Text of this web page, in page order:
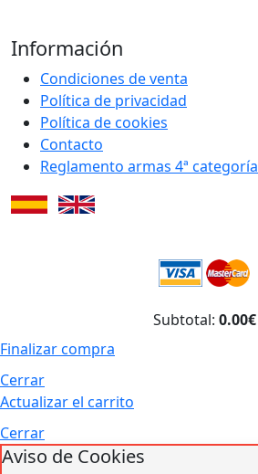
Información
Condiciones de venta
Política de privacidad
Política de cookies
Contacto
Reglamento armas 4ª categoría
Subtotal: 0.00€
Finalizar compra
Cerrar
Actualizar el carrito
Cerrar
Aviso de Cookies